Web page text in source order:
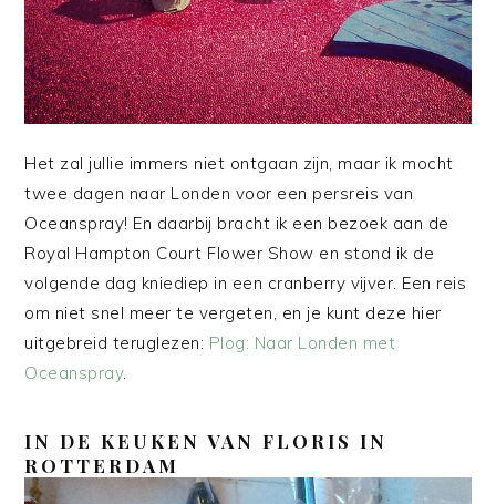
Het zal jullie immers niet ontgaan zijn, maar ik mocht
twee dagen naar Londen voor een persreis van
Oceanspray! En daarbij bracht ik een bezoek aan de
Royal Hampton Court Flower Show en stond ik de
volgende dag kniediep in een cranberry vijver. Een reis
om niet snel meer te vergeten, en je kunt deze hier
uitgebreid teruglezen: Plog: Naar Londen met
Oceanspray.
IN DE KEUKEN VAN FLORIS IN
ROTTERDAM